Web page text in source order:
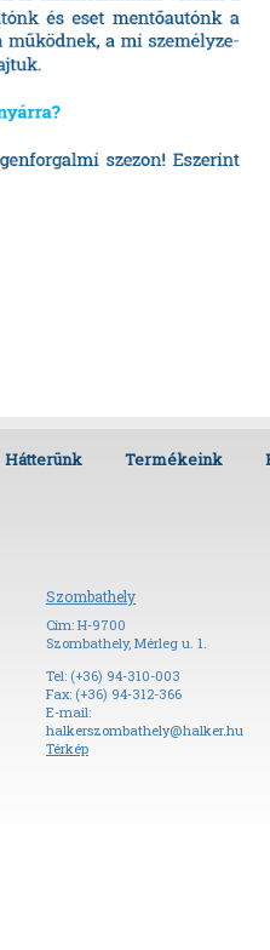
Hátterünk Termékeink
Szombathely
Cím: H-9700
Szombathely, Mérleg u. 1.
Tel: (+36) 94-310-003
Fax: (+36) 94-312-366
E-mail:
halkerszombathely@halker.hu
Térkép